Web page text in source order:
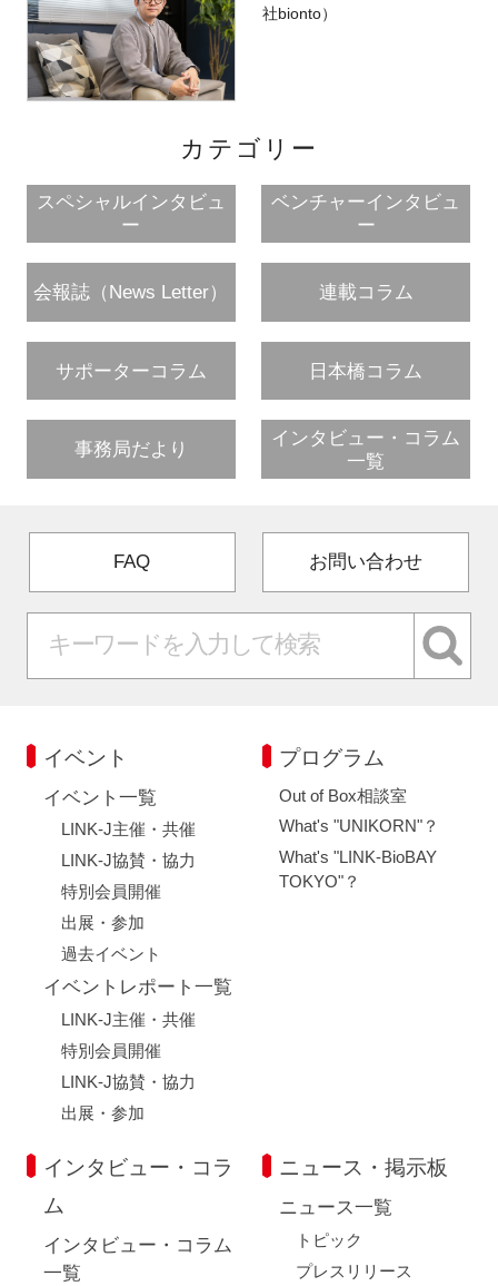
社bionto）
カテゴリー
スペシャルインタビュ
ー
ベンチャーインタビュ
ー
会報誌（News Letter） 連載コラム
サポーターコラム 日本橋コラム
事務局だより
インタビュー・コラム
一覧
FAQ お問い合わせ
イベント
イベント一覧
LINK-J主催・共催
LINK-J協賛・協力
特別会員開催
出展・参加
過去イベント
イベントレポート一覧
LINK-J主催・共催
特別会員開催
LINK-J協賛・協力
出展・参加
プログラム
Out of Box相談室
What's "UNIKORN"？
What's "LINK-BioBAY
TOKYO"？
インタビュー・コラ
ム
インタビュー・コラム
一覧
ニュース・掲示板
ニュース一覧
トピック
プレスリリース